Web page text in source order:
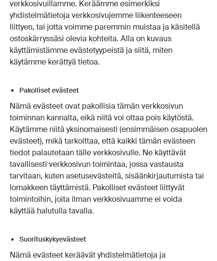
verkkosivuillamme. Keräämme esimerkiksi
yhdistelmätietoja verkkosivujemme liikenteeseen
liittyen, tai jotta voimme paremmin muistaa ja käsitellä
ostoskärryssäsi olevia kohteita. Alla on kuvaus
käyttämistämme evästetyypeistä ja siitä, miten
käytämme kerättyä tietoa.
Pakolliset evästeet
Nämä evästeet ovat pakollisia tämän verkkosivun
toiminnan kannalta, eikä niitä voi ottaa pois käytöstä.
Käytämme niitä yksinomaisesti (ensimmäisen osapuolen
evästeet), mikä tarkoittaa, että kaikki tämän evästeen
tiedot palautetaan tälle verkkosivulle. Ne käyttävät
tavallisesti verkkosivun toimintaa, jossa vastausta
tarvitaan, kuten asetusevästeitä, sisäänkirjautumista tai
lomakkeen täyttämistä. Pakolliset evästeet liittyvät
toimintoihin, joita ilman verkkosivuamme ei voida
käyttää halutulla tavalla.
Suorituskykyevästeet
Nämä evästeet keräävät yhdistelmätietoja ja